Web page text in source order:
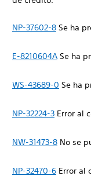
NP-37602-8 Se ha
E-8210604ASe ha
WS-43689-0 Se ha
NP-32224-3 Error al
NW-31473-8 No se
NP-32470-6 Error al